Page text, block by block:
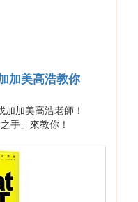
加美高浩教你
加美高浩老師！
手」來教你！